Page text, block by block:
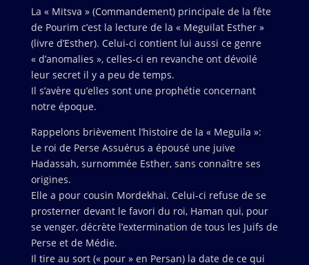
La « Mitsva » (Commandement) principale de la fête
de Pourim c’est la lecture de la « Meguilat Esther »
(livre d’Esther). Celui-ci contient lui aussi ce genre
« d’anomalies », celles-ci en revanche ont dévoilé
leur secret il y a peu de temps.
Il s’avère qu’elles sont une prophétie concernant
notre époque.
Rappelons brièvement l’histoire de la « Meguila »:
Le roi de Perse Assuérus a épousé une juive
Hadassah, surnommée Esther, sans connaître ses
origines.
Elle a pour cousin Mordekhai. Celui-ci refuse de se
prosterner devant le favori du roi, Haman qui, pour
se venger, décrète l’extermination de tous les Juifs de
Perse et de Médie.
Il tire au sort (« pour » en Persan) la date de ce qui